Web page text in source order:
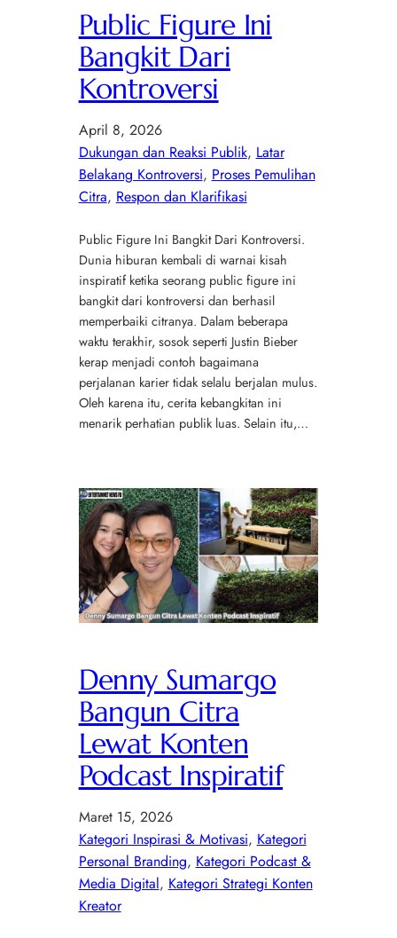
Public Figure Ini
Bangkit Dari
Kontroversi
April 8, 2026
Dukungan dan Reaksi Publik, Latar
Belakang Kontroversi, Proses Pemulihan
Citra, Respon dan Klarifikasi
Public Figure Ini Bangkit Dari Kontroversi.
Dunia hiburan kembali di warnai kisah
inspiratif ketika seorang public figure ini
bangkit dari kontroversi dan berhasil
memperbaiki citranya. Dalam beberapa
waktu terakhir, sosok seperti Justin Bieber
kerap menjadi contoh bagaimana
perjalanan karier tidak selalu berjalan mulus.
Oleh karena itu, cerita kebangkitan ini
menarik perhatian publik luas. Selain itu,…
Denny Sumargo
Bangun Citra
Lewat Konten
Podcast Inspiratif
Maret 15, 2026
Kategori Inspirasi & Motivasi, Kategori
Personal Branding, Kategori Podcast &
Media Digital, Kategori Strategi Konten
Kreator